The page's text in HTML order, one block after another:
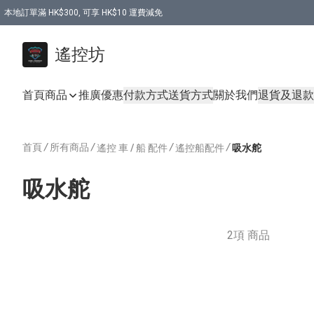
本地訂單滿 HK$300, 可享 HK$10 運費減免
遙控坊
首頁商品 推廣優惠付款方式送貨方式關於我們退貨及退
首頁/ 所有商品 /遙控 車 / 船 配件/遙控船配件/ 吸水舵
吸水舵
2項 商品